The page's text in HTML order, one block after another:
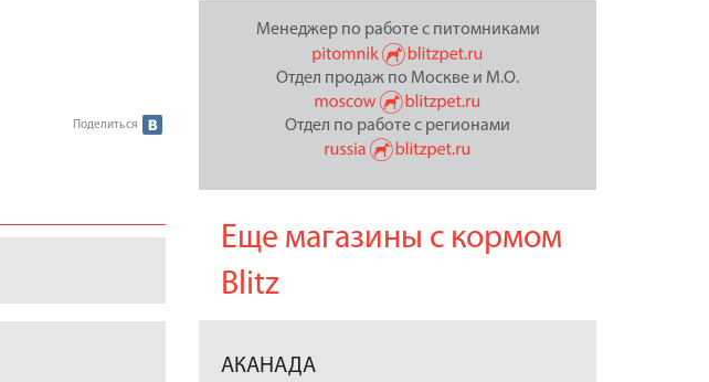
Поделиться
Менеджер по работе с питомниками
Отдел продаж по Москве и М.О.
Отдел по работе с регионами
Еще магазины с кормом
Blitz
АКАНАДА